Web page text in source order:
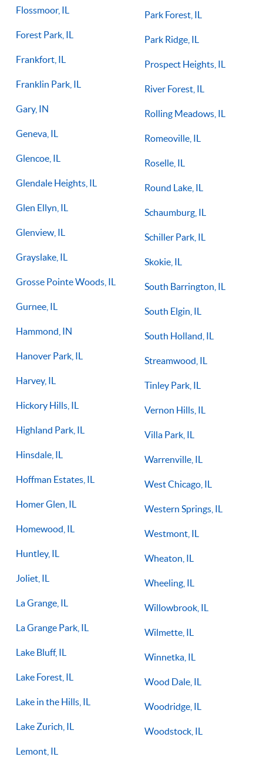
Flossmoor, IL
Forest Park, IL
Frankfort, IL
Franklin Park, IL
Gary, IN
Geneva, IL
Glencoe, IL
Glendale Heights, IL
Glen Ellyn, IL
Glenview, IL
Grayslake, IL
Grosse Pointe Woods, IL
Gurnee, IL
Hammond, IN
Hanover Park, IL
Harvey, IL
Hickory Hills, IL
Highland Park, IL
Hinsdale, IL
Hoffman Estates, IL
Homer Glen, IL
Homewood, IL
Huntley, IL
Joliet, IL
La Grange, IL
La Grange Park, IL
Lake Bluff, IL
Lake Forest, IL
Lake in the Hills, IL
Lake Zurich, IL
Lemont, IL
Park Forest, IL
Park Ridge, IL
Prospect Heights, IL
River Forest, IL
Rolling Meadows, IL
Romeoville, IL
Roselle, IL
Round Lake, IL
Schaumburg, IL
Schiller Park, IL
Skokie, IL
South Barrington, IL
South Elgin, IL
South Holland, IL
Streamwood, IL
Tinley Park, IL
Vernon Hills, IL
Villa Park, IL
Warrenville, IL
West Chicago, IL
Western Springs, IL
Westmont, IL
Wheaton, IL
Wheeling, IL
Willowbrook, IL
Wilmette, IL
Winnetka, IL
Wood Dale, IL
Woodridge, IL
Woodstock, IL